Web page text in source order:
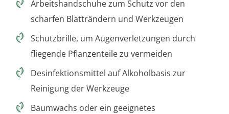
Arbeitshandschuhe zum Schutz vor den
scharfen Blatträndern und Werkzeugen
Schutzbrille, um Augenverletzungen durch
fliegende Pflanzenteile zu vermeiden
Desinfektionsmittel auf Alkoholbasis zur
Reinigung der Werkzeuge
Baumwachs oder ein geeignetes